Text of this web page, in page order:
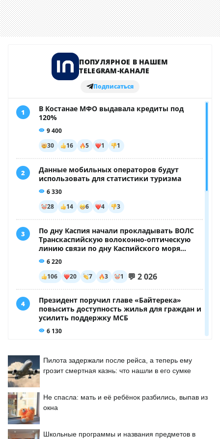
Пилота задержали после рейса, а теперь ему
грозит смертная казнь: что нашли в его сумке
Не спасла: мать и её ребёнок разбились, выпав из
окна
Школьные программы и названия предметов в